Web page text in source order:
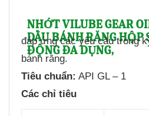
NHỚT VILUBE GEAR
DẦU BÁNH RĂNG HỘP
ĐỘNG ĐA DỤNG,
đáp ứng các yêu cầu trong
bánh răng.
Tiêu chuẩn: API GL – 1
Các chỉ tiêu